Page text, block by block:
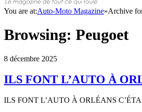
You are at:Auto-Moto Magazine»Archive
Browsing: Peugoet
8 décembre 2025
ILS FONT L’AUTO À
ILS FONT L’AUTO À ORLÉANS